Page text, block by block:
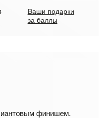
Ваши подарки
за баллы
финишем.